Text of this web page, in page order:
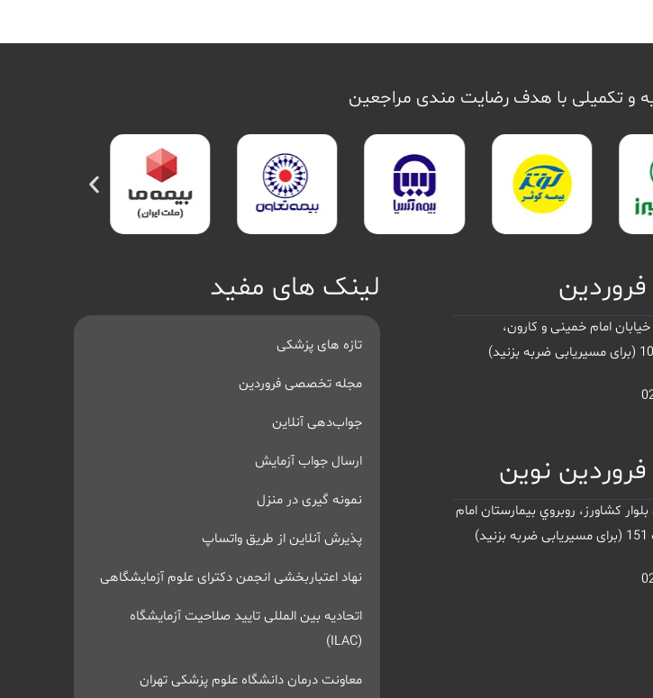
و تکمیلی با هدف رضایت مندی مراجعین
فروردین
خیابان امام خمینی و کارون،
فروردین نوین
بلوار کشاورز، روبروي بيمارستان امام
لینک های مفید
تازه های پزشکی
مجله تخصصی فروردین
جواب‌دهی آنلاین
ارسال جواب آزمایش
نمونه گیری در منزل
پذیرش آنلاین از طریق واتساپ
نهاد اعتباربخشی انجمن دکترای علوم آزمایشگاهی
اتحادیه بین المللی تایید صلاحیت آزمایشگاه
(ILAC)
معاونت درمان دانشگاه علوم پزشکی تهران